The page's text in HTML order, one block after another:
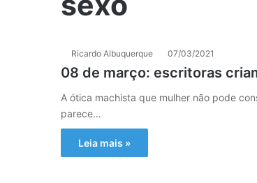
Ricardo Albuquerque 07/03/2021
08 de março: escritoras
A ótica machista que mulher não pode
parece…
Leia mais »